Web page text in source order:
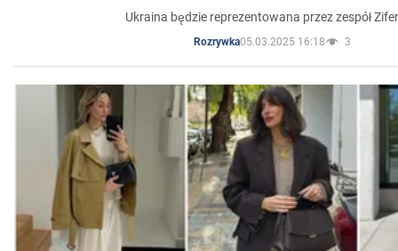
Ukraina będzie reprezentowana przez zespół
Rozrywka05.03.2025 16:18 3